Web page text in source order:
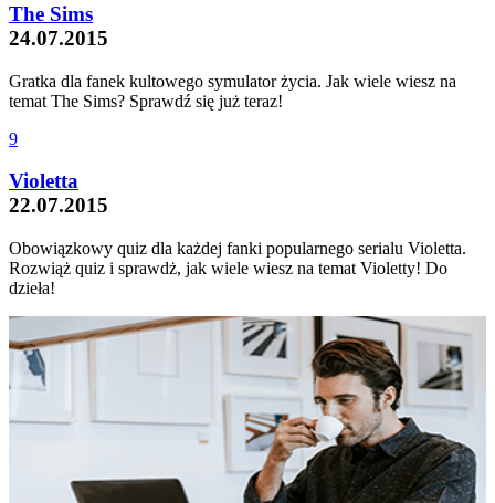
The Sims
24.07.2015
Gratka dla fanek kultowego symulator życia. Jak wiele wiesz na
temat The Sims? Sprawdź się już teraz!
9
Violetta
22.07.2015
Obowiązkowy quiz dla każdej fanki popularnego serialu Violetta.
Rozwiąż quiz i sprawdż, jak wiele wiesz na temat Violetty! Do
dzieła!